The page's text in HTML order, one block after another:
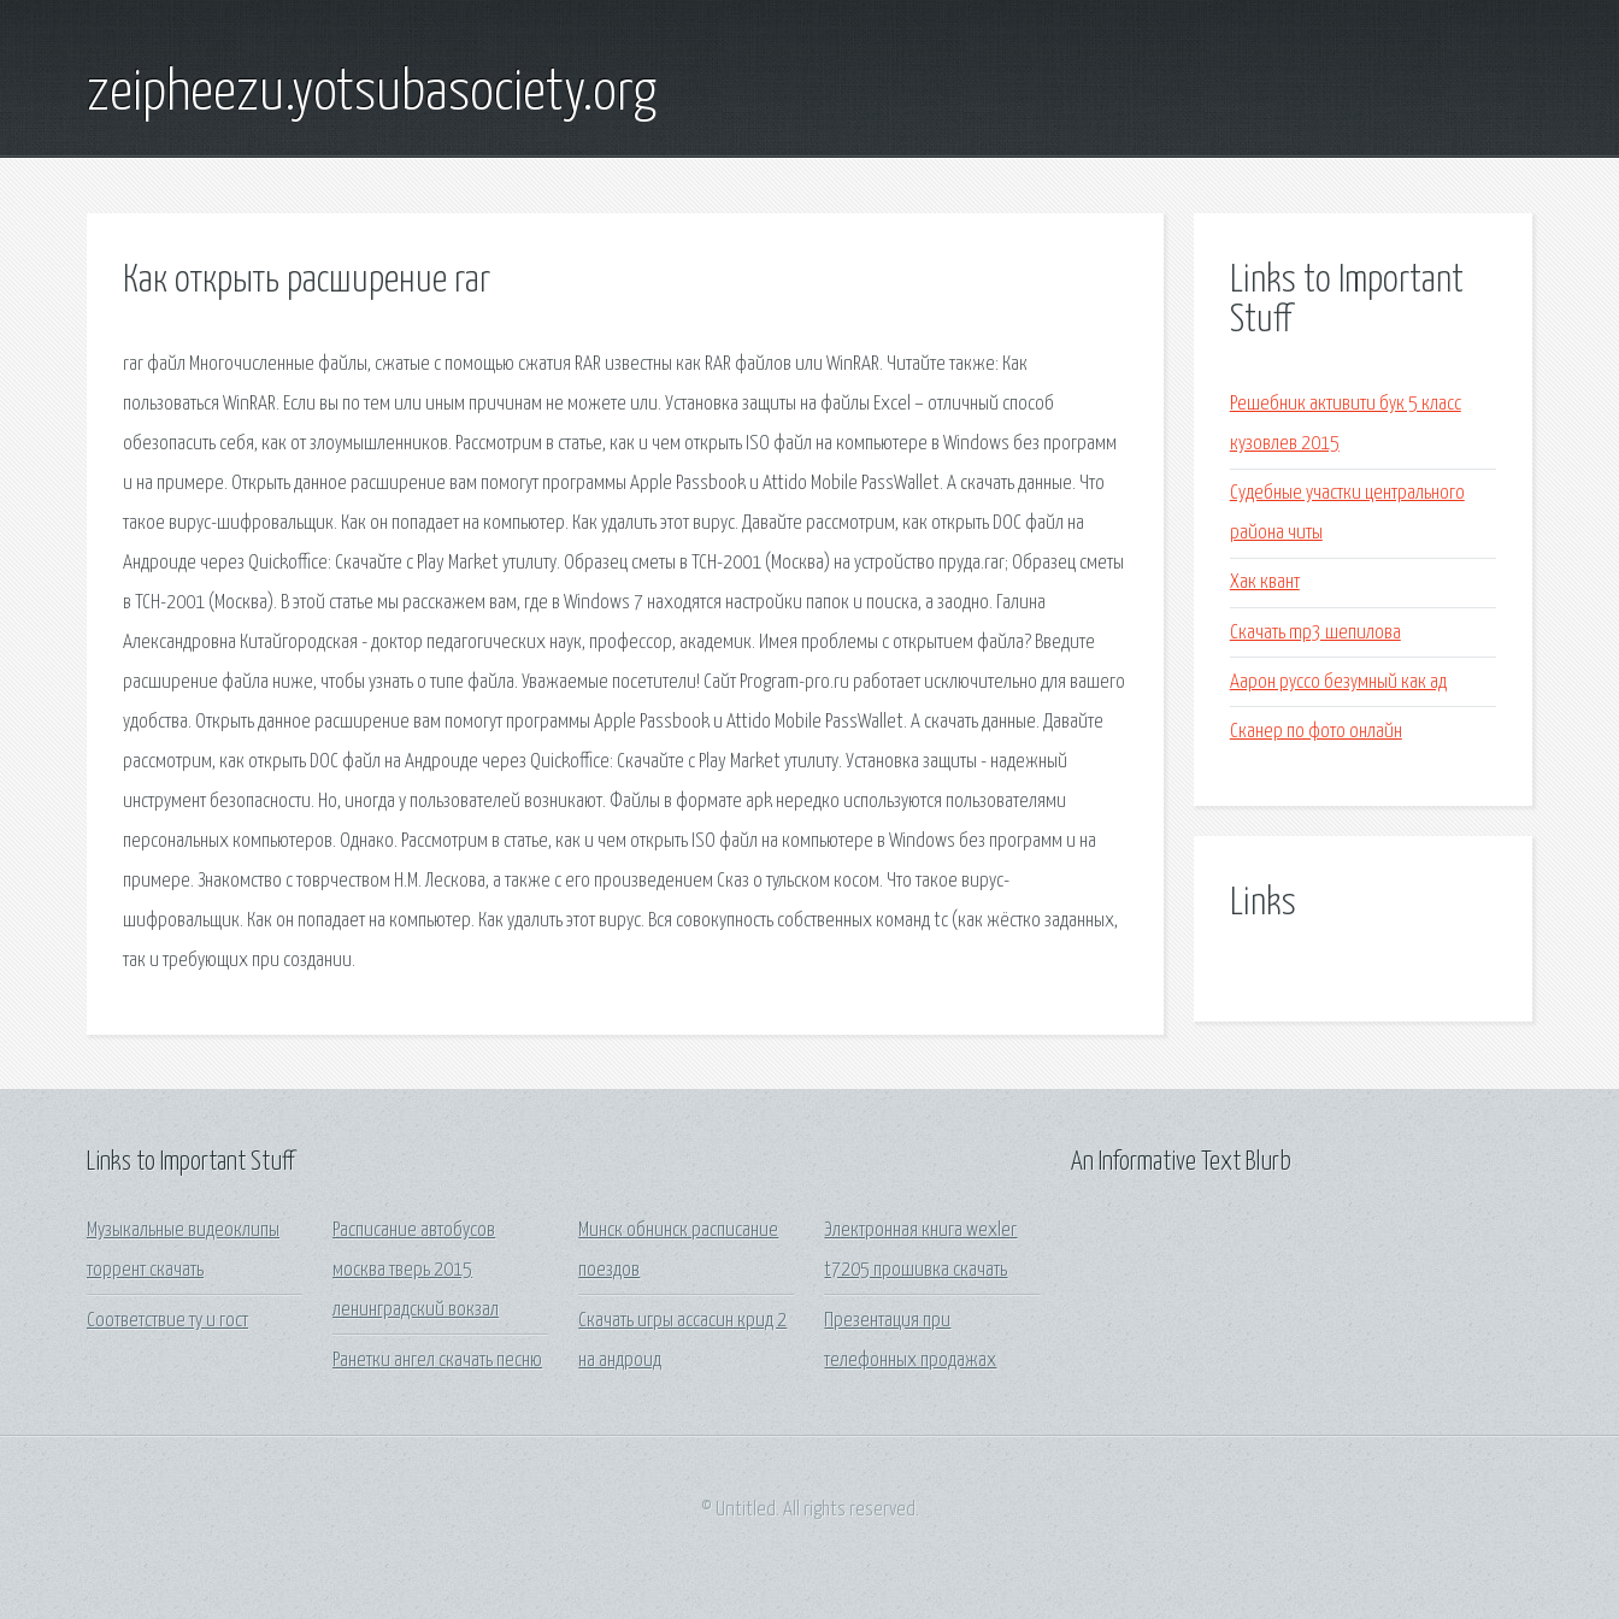
zeipheezu.yotsubasociety.org
Как открыть расширение rar
rar файл Многочисленные файлы, сжатые с помощью сжатия RAR известны как RAR файлов или WinRAR. Читайте также: Как
пользоваться WinRAR. Если вы по тем или иным причинам не можете или. Установка защиты на файлы Excel – отличный способ
обезопасить себя, как от злоумышленников. Рассмотрим в статье, как и чем открыть ISO файл на компьютере в Windows без программ
и на примере. Открыть данное расширение вам помогут программы Apple Passbook и Attido Mobile PassWallet. А скачать данные. Что
такое вирус-шифровальщик. Как он попадает на компьютер. Как удалить этот вирус. Давайте рассмотрим, как открыть DOC файл на
Андроиде через Quickoffice: Скачайте с Play Market утилиту. Образец сметы в ТСН-2001 (Москва) на устройство пруда.rar; Образец сметы
в ТСН-2001 (Москва). В этой статье мы расскажем вам, где в Windows 7 находятся настройки папок и поиска, а заодно. Галина
Александровна Китайгородская - доктор педагогических наук, профессор, академик. Имея проблемы с открытием файла? Введите
расширение файла ниже, чтобы узнать о типе файла. Уважаемые посетители! Сайт Program-pro.ru работает исключительно для вашего
удобства. Открыть данное расширение вам помогут программы Apple Passbook и Attido Mobile PassWallet. А скачать данные. Давайте
рассмотрим, как открыть DOC файл на Андроиде через Quickoffice: Скачайте с Play Market утилиту. Установка защиты - надежный
инструмент безопасности. Но, иногда у пользователей возникают. Файлы в формате apk нередко используются пользователями
персональных компьютеров. Однако. Рассмотрим в статье, как и чем открыть ISO файл на компьютере в Windows без программ и на
примере. Знакомство с товрчеством Н.М. Лескова, а также с его произведением Сказ о тульском косом. Что такое вирус-
шифровальщик. Как он попадает на компьютер. Как удалить этот вирус. Вся совокупность собственных команд tc (как жёстко заданных,
так и требующих при создании.
Links to Important
Stuff
Решебник активити бук 5 класс
кузовлев 2015
Судебные участки центрального
района читы
Хак квант
Скачать mp3 шепилова
Аарон руссо безумный как ад
Сканер по фото онлайн
Links
Links to Important Stuff
Музыкальные видеоклипы
торрент скачать
Соответствие ту и гост
Расписание автобусов
москва тверь 2015
ленинградский вокзал
Ранетки ангел скачать песню
Минск обнинск расписание
поездов
Скачать игры ассасин крид 2
на андроид
Электронная книга wexler
t7205 прошивка скачать
Презентация при
телефонных продажах
An Informative Text Blurb
© Untitled. All rights reserved.